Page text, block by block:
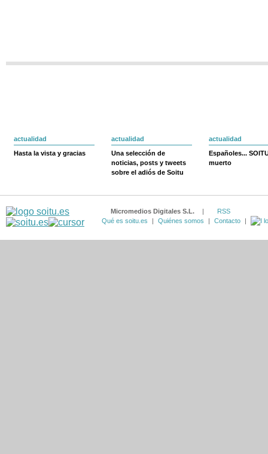
actualidad
Hasta la vista y gracias
actualidad
Una selección de
noticias, posts y tweets
sobre el adiós de Soitu
actualidad
Españoles...
muerto
Micromedios Digitales S.L. |
RSS
Qué es soitu.es
| Quiénes somos | Contacto |